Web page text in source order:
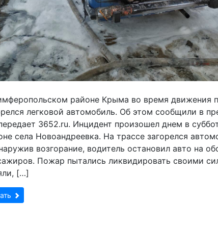
районе Крыма во время движения
легковой автомобиль. Об этом сообщили в
3652.ru. Инцидент произошел днем в
села Новоандреевка. На трассе загорелся
возгорание, водитель остановил авто на
Пожар пытались ликвидировать своими
[…]